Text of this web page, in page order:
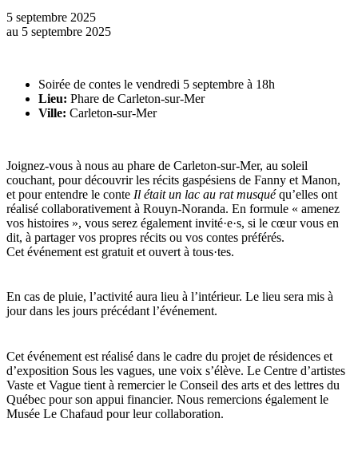
5 septembre 2025
au 5 septembre 2025
Soirée de contes le vendredi 5 septembre à 18h
Lieu: Phare de Carleton-sur-Mer
Ville: Carleton-sur-Mer
Joignez-vous à nous au phare de Carleton-sur-Mer, au soleil
couchant, pour découvrir les récits gaspésiens de Fanny et Manon,
et pour entendre le conte Il était un lac au rat musquéqu’elles ont
réalisé collaborativement à Rouyn-Noranda. En formule « amenez
vos histoires », vous serez également invité·e·s, si le cœur vous en
dit, à partager vos propres récits ou vos contes préférés.
Cet événement est gratuit et ouvert à tous·tes.
En cas de pluie, l’activité aura lieu à l’intérieur. Le lieu sera mis à
jour dans les jours précédant l’événement.
Cet événement est réalisé dans le cadre du projet de résidences et
d’exposition Sous les vagues, une voix s’élève. Le Centre d’artistes
Vaste et Vague tient à remercier le Conseil des arts et des lettres du
Québec pour son appui financier. Nous remercions également le
Musée Le Chafaud pour leur collaboration.